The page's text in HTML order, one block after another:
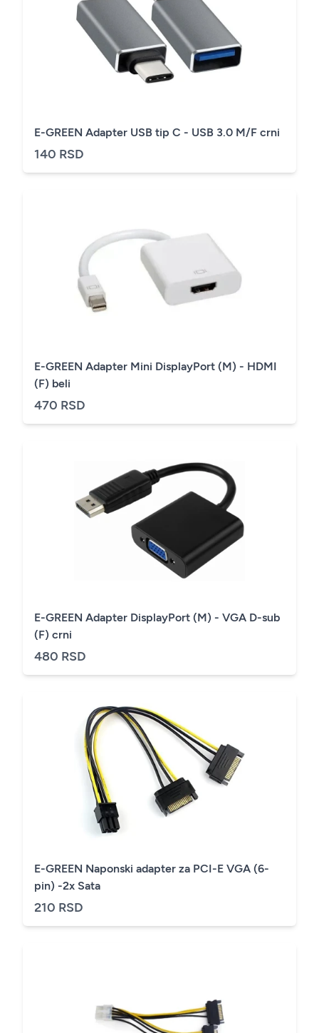
E-GREEN Adapter USB tip C - USB 3.0 M/F crni
140 RSD
E-GREEN Adapter Mini DisplayPort (M) - HDMI
(F) beli
470 RSD
E-GREEN Adapter DisplayPort (M) - VGA D-sub
(F) crni
480 RSD
E-GREEN Naponski adapter za PCI-E VGA (6-
pin) -2x Sata
210 RSD